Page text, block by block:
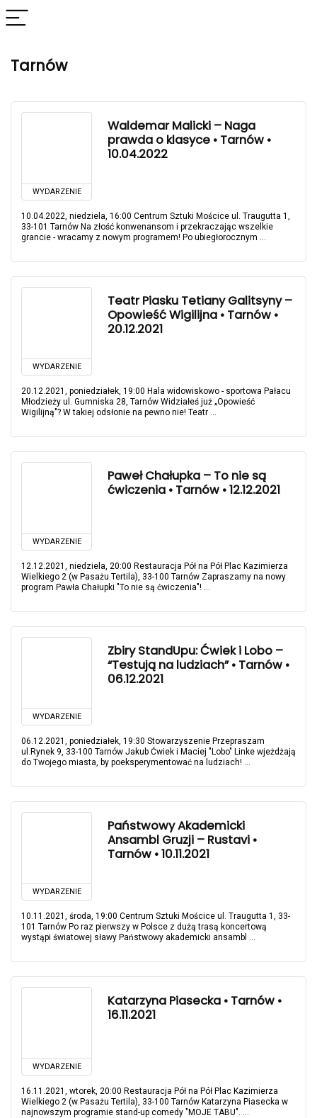
Tarnów
WYDARZENIE
Waldemar Malicki – Naga
prawda o klasyce • Tarnów •
10.04.2022
10.04.2022, niedziela, 16:00 Centrum Sztuki Mościce ul. Traugutta 1,
33-101 Tarnów Na złość konwenansom i przekraczając wszelkie
grancie - wracamy z nowym programem! Po ubiegłorocznym ...
WYDARZENIE
Teatr Piasku Tetiany Galitsyny –
Opowieść Wigilijna • Tarnów •
20.12.2021
20.12.2021, poniedziałek, 19:00 Hala widowiskowo - sportowa Pałacu
Młodzieży ul. Gumniska 28, Tarnów Widziałeś już „Opowieść
Wigilijną"? W takiej odsłonie na pewno nie! Teatr ...
WYDARZENIE
Paweł Chałupka – To nie są
ćwiczenia • Tarnów • 12.12.2021
12.12.2021, niedziela, 20:00 Restauracja Pół na Pół Plac Kazimierza
Wielkiego 2 (w Pasażu Tertila), 33-100 Tarnów Zapraszamy na nowy
program Pawła Chałupki "To nie są ćwiczenia"! ...
WYDARZENIE
Zbiry StandUpu: Ćwiek i Lobo –
“Testują na ludziach” • Tarnów •
06.12.2021
06.12.2021, poniedziałek, 19:30 Stowarzyszenie Przepraszam
ul.Rynek 9, 33-100 Tarnów Jakub Ćwiek i Maciej "Lobo" Linke wjeżdżają
do Twojego miasta, by poeksperymentować na ludziach! ...
WYDARZENIE
Państwowy Akademicki
Ansambl Gruzji – Rustavi •
Tarnów • 10.11.2021
10.11.2021, środa, 19:00 Centrum Sztuki Mościce ul. Traugutta 1, 33-
101 Tarnów Po raz pierwszy w Polsce z dużą trasą koncertową
wystąpi światowej sławy Państwowy akademicki ansambl ...
WYDARZENIE
Katarzyna Piasecka • Tarnów •
16.11.2021
16.11.2021, wtorek, 20:00 Restauracja Pół na Pół Plac Kazimierza
Wielkiego 2 (w Pasażu Tertila), 33-100 Tarnów Katarzyna Piasecka w
najnowszym programie stand-up comedy "MOJE TABU". ...